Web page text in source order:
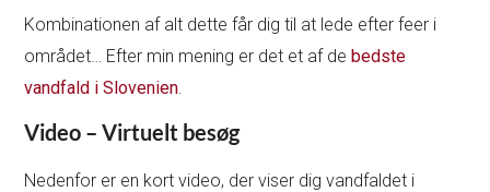
Kombinationen af alt dette får dig til at lede efter feer i
området… Efter min mening er det et af debedste
vandfald i Slovenien.
Video – Virtuelt besøg
Nedenfor er en kort video, der viser dig vandfaldet i